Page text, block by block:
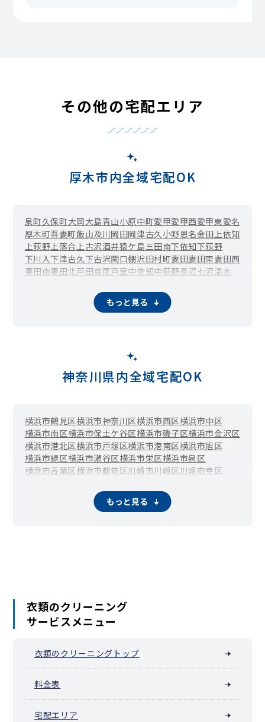
その他の宅配エリア
厚木市内全域宅配OK
泉町久保町大岡大島青山小原中町愛甲愛甲西愛甲東愛名
厚木町吾妻町飯山及川岡田岡津古久 小野恩名金田 上依知
上荻野 上落合 上古沢酒井猿ケ島三田南下依知下荻野
下川入下津古久 下古沢関口棚沢田村町妻田妻田東妻田西
妻田南妻田北戸田鳶尾戸室中依知中荻野長沼七沢温水
森の里青山森の里若宮山際
もっと見る
神奈川県内全域宅配OK
横浜市鶴見区横浜市神奈川区横浜市西区横浜市中区
横浜市南区横浜市保土ケ谷区横浜市磯子区横浜市金沢区
横浜市港北区横浜市戸塚区横浜市港南区横浜市旭区
横浜市緑区横浜市瀬谷区横浜市栄区横浜市泉区
横浜市青葉区横浜市都筑区川崎市川崎区川崎市幸区
相模原市緑区（橋本）相模原市中央区
相模原市南区（相模大野）横須賀市 平塚市
もっと見る
衣類のクリーニング
サービスメニュー
衣類のクリーニングトップ
料金表
宅配エリア